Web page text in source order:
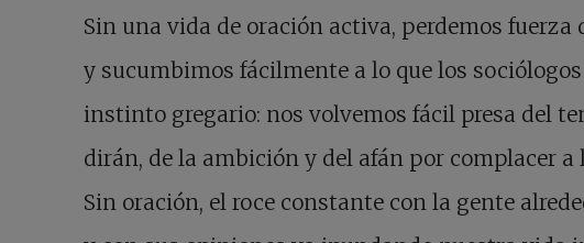
Sin una vida de oración activa, perdemos fuerza
y sucumbimos fácilmente a lo que los
instinto gregario: nos volvemos fácil presa del
dirán, de la ambición y del afán por complacer a
Sin oración, el roce constante con la gente